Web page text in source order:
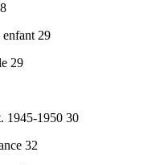
enfant 29
29
1945-1950 30
32